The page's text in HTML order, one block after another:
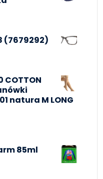
(7679292)
COTTON
natura M LONG
85ml